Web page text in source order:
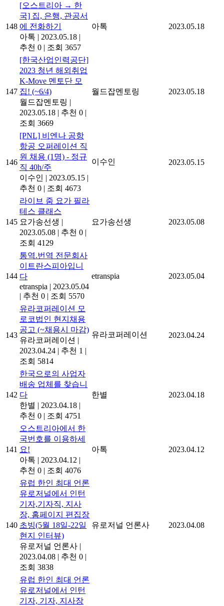
148
[오스트리아 → 한
국] 집, 은행, 관공서
에 전화하기
아톡 | 2023.05.18 |
추천 0 | 조회 3657
아톡 2023.05.18
147
[한국산업인력공단]
2023 청년 해외취업
K-Move 멘토단 모
집! (~6/4)
월드잡멘토링 |
2023.05.18 | 추천 0 |
조회 3669
월드잡멘토링 2023.05.18
146
[PNL] 비엔나 공항
항공 오퍼레이션 직
원 채용 (1명) - 정규
직 40h/주
이수인 | 2023.05.15 |
추천 0 | 조회 4673
이수인 2023.05.15
145
라이브 줌 요가 필라
테스 클래스
요가송선생 |
2023.05.08 | 추천 0 |
조회 4129
요가송선생 2023.05.08
144
통역.번역 전문회사
이트란스피아입니
다
etranspia | 2023.05.04
| 추천 0 | 조회 5570
etranspia 2023.05.04
143
유라코퍼레이션 모
로코법인 현지채용
공고 (~채용시 마감)
유라코퍼레이션 |
2023.04.24 | 추천 1 |
조회 5814
유라코퍼레이션 2023.04.24
142
한국으로의 사업자
배송 업체를 찾습니
다
한별 | 2023.04.18 |
추천 0 | 조회 4751
한별 2023.04.18
141
오스트리아에서 한
국번호를 이용하세
요!
아톡 | 2023.04.12 |
추천 0 | 조회 4076
아톡 2023.04.12
140
유럽 한인 최대 언론
유로저널에서 인턴
기자,기자직, 지사
장, 홈페이지 편집장
초빙(5월 18일-22일
현지 인터뷰)
유로저널 언론사 |
2023.04.08 | 추천 0 |
조회 3838
유로저널 언론사 2023.04.08
유럽 한인 최대 언론
유로저널에서 인턴
기자, 기자, 지사장